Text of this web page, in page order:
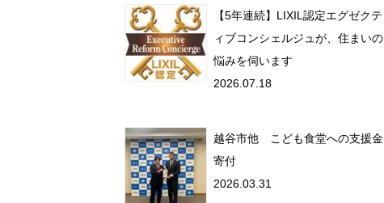
【5年連続】LIXIL認定エグゼクテ
ィブコンシェルジュが、住まいの
悩みを伺います
2026.07.18
越谷市他 こども食堂への支援金
寄付
2026.03.31